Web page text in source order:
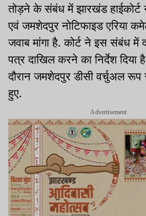
तोड़ने के संबंध में झारखंड हाईकोर्ट
एवं जमशेदपुर नोटिफाइड एरिया
जवाब मांगा है. कोर्ट ने इस संबंध में
पत्र दाखिल करने का निर्देश दिया
दौरान जमशेदपुर डीसी वर्चुअल रूप
हुए.
Advertisement